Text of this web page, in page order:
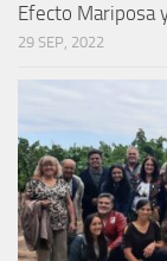
Efecto Mariposa
29 SEP, 2022